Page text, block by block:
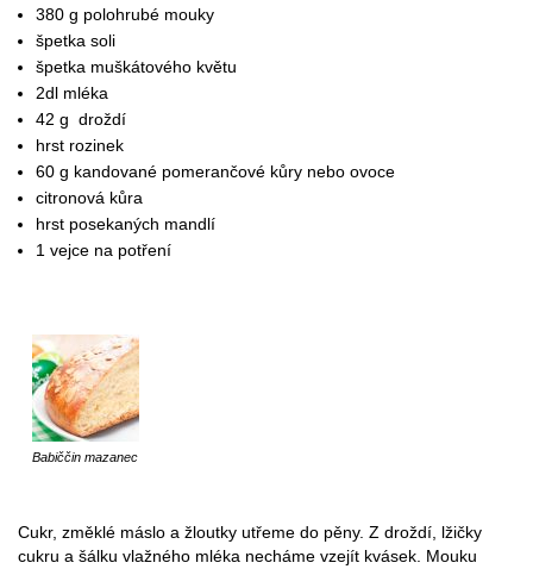
380 g polohrubé mouky
špetka soli
špetka muškátového květu
2dl mléka
42 g droždí
hrst rozinek
60 g kandované pomerančové kůry nebo ovoce
citronová kůra
hrst posekaných mandlí
1 vejce na potření
Babiččin mazanec
Cukr, změklé máslo a žloutky utřeme do pěny. Z droždí, lžičky
cukru a šálku vlažného mléka necháme vzejít kvásek. Mouku